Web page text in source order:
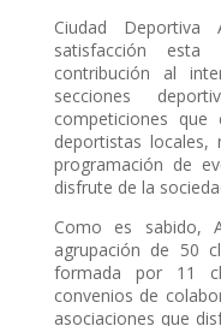
Ciudad
satisfacción
contribución al
secciones
competiciones
deportistas locales,
programación de
disfrute de la
Como es sabido,
agrupación de 50
formada por 11
convenios de
asociaciones que